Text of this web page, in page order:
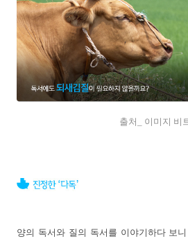
출처_ 이미지 비
양의 독서와 질의 독서를 이야기하다 보